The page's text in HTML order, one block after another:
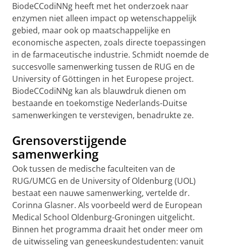
BiodeCCodiNNg heeft met het onderzoek naar
enzymen niet alleen impact op wetenschappelijk
gebied, maar ook op maatschappelijke en
economische aspecten, zoals directe toepassingen
in de farmaceutische industrie. Schmidt noemde de
succesvolle samenwerking tussen de RUG en de
University of Göttingen in het Europese project.
BiodeCCodiNNg kan als blauwdruk dienen om
bestaande en toekomstige Nederlands-Duitse
samenwerkingen te verstevigen, benadrukte ze.
Grensoverstijgende
samenwerking
Ook tussen de medische faculteiten van de
RUG/UMCG en de University of Oldenburg (UOL)
bestaat een nauwe samenwerking, vertelde dr.
Corinna Glasner. Als voorbeeld werd de European
Medical School Oldenburg-Groningen uitgelicht.
Binnen het programma draait het onder meer om
de uitwisseling van geneeskundestudenten: vanuit